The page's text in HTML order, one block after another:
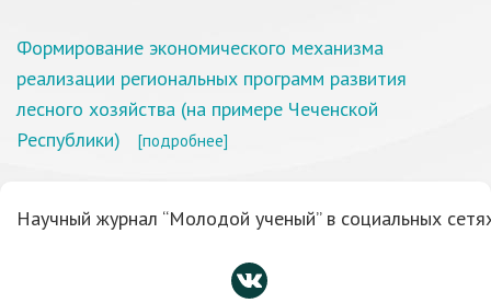
Формирование экономического механизма
реализации региональных программ развития
лесного хозяйства (на примере Чеченской
Республики)
[подробнее]
Научный журнал “Молодой ученый” в социальных